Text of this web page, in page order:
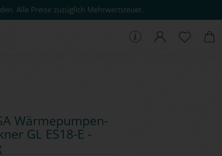
Alle Preise zuzüglich Mehrwertsteuer.
Wär­me­pum­pen­
GL ES18-​E -